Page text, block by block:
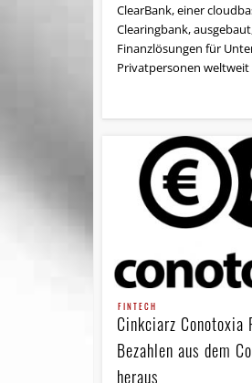
ClearBank, einer
Clearingbank,
Finanzlösungen für
Privatpersonen
FINTECH
Cinkciarz Conotoxia
Bezahlen aus dem
heraus